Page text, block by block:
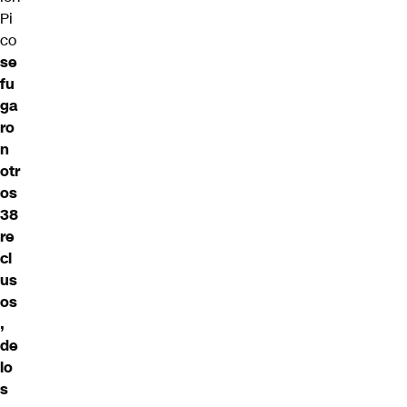
Pi
co
se
fu
ga
ro
n
otr
os
38
re
cl
us
os
,
de
lo
s